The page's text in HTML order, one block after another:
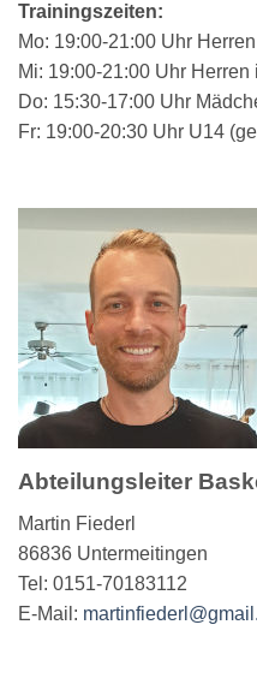
Trainingszeiten:
Mo: 19:00-21:00 Uhr
Mi: 19:00-21:00 Uhr Herren
Do: 15:30-17:00 Uhr
Fr: 19:00-20:30 Uhr U14
Abteilungsleiter
Martin Fiederl
86836 Untermeitingen
Tel: 0151-70183112
E-Mail: